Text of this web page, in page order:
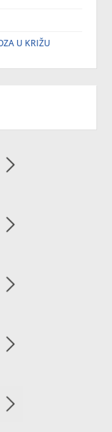
U KRIŽU